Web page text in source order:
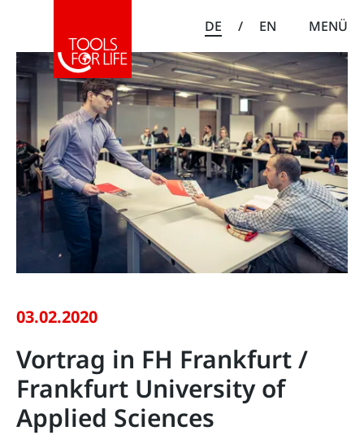
DE / EN MENÜ
03.02.2020
Vortrag in FH Frankfurt /
Frankfurt University of
Applied Sciences